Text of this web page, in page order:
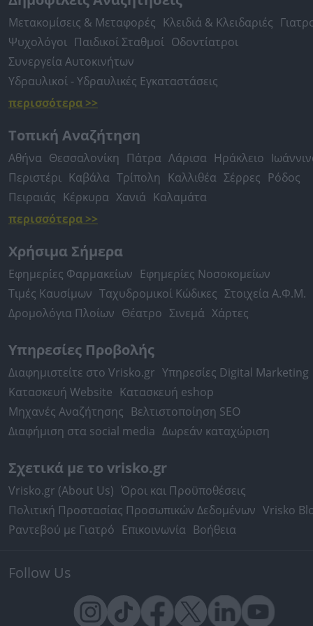
Μετακομίσεις & Μεταφορές Κλειδιά & Κλειδαριές
Ψυχολόγοι Παιδικοί Σταθμοί Οδοντίατροι
Συνεργεία Αυτοκινήτων
Υδραυλικοί - Υδραυλικές Εγκαταστάσεις
περισσότερα >>
Τοπική Αναζήτηση
Αθήνα Θεσσαλονίκη Πάτρα Λάρισα Ηράκλειο
Περιστέρι Καβάλα Τρίπολη Καλλιθέα Σέρρες Ρόδος
Πειραιάς Κέρκυρα Χανιά Καλαμάτα
περισσότερα >>
Χρήσιμα Σήμερα
Εφημερίες Φαρμακείων Εφημερίες Νοσοκομείων
Τιμές Καυσίμων Ταχυδρομικοί Κώδικες Στοιχεία Α.Φ.Μ.
Δρομολόγια Πλοίων Θέατρο Σινεμά Χάρτες
Υπηρεσίες Προβολής
Διαφημιστείτε στο Vrisko.gr Υπηρεσίες Digital Marketing
Κατασκευή Website Κατασκευή eshop
Μηχανές Αναζήτησης Βελτιστοποίηση SEO
Διαφήμιση στα social media Δωρεάν καταχώριση
Σχετικά με το vrisko.gr
Vrisko.gr (About Us) Όροι και Προϋποθέσεις
Πολιτική Προστασίας Προσωπικών Δεδομένων Vrisko
Ραντεβού με Γιατρό Επικοινωνία Βοήθεια
Follow Us